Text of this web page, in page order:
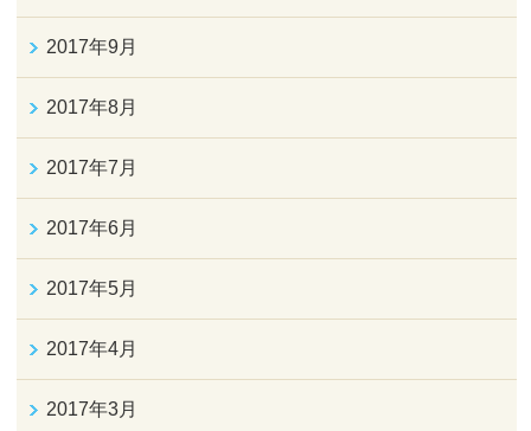
2017年9月
2017年8月
2017年7月
2017年6月
2017年5月
2017年4月
2017年3月